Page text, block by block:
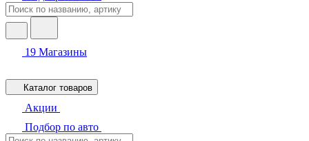
19 Магазины
Каталог товаров
Акции
Подбор по авто